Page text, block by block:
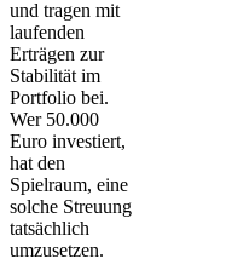
und tragen mit
laufenden
Erträgen zur
Stabilität im
Portfolio bei.
Wer 50.000
Euro investiert,
hat den
Spielraum, eine
solche Streuung
tatsächlich
umzusetzen.